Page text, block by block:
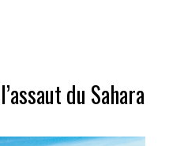
du Sahara